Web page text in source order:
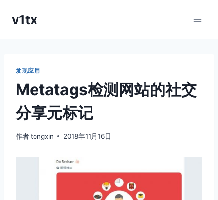
v1tx
发现应用
Metatags检测网站的社交
分享元标记
作者tongxin 2018年11月16日